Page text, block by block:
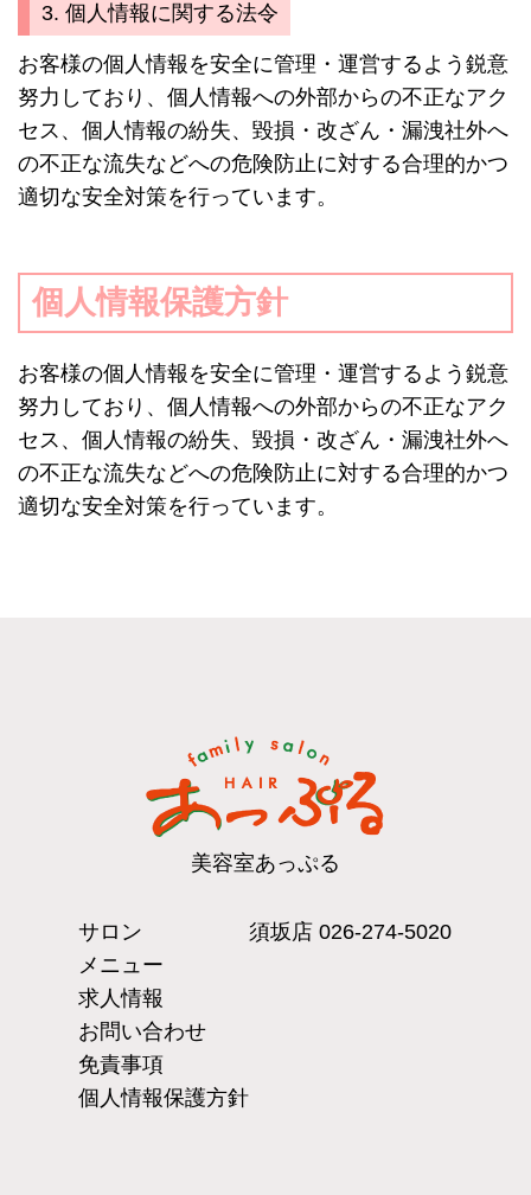
3. 個人情報に関する法令
お客様の個人情報を安全に管理・運営するよう鋭意
努力しており、個人情報への外部からの不正なアク
セス、個人情報の紛失、毀損・改ざん・漏洩社外へ
の不正な流失などへの危険防止に対する合理的かつ
適切な安全対策を行っています。
個人情報保護方針
お客様の個人情報を安全に管理・運営するよう鋭意
努力しており、個人情報への外部からの不正なアク
セス、個人情報の紛失、毀損・改ざん・漏洩社外へ
の不正な流失などへの危険防止に対する合理的かつ
適切な安全対策を行っています。
美容室あっぷる
サロン
メニュー
求人情報
お問い合わせ
免責事項
個人情報保護方針
須坂店026-274-5020